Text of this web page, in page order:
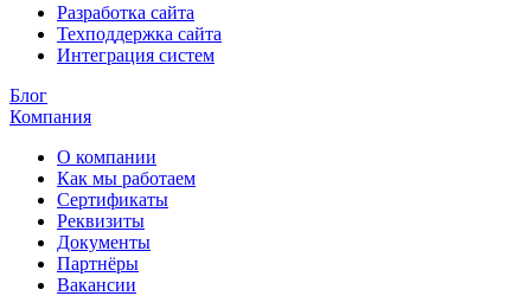
Разработка сайта
Техподдержка сайта
Интеграция систем
Блог
Компания
О компании
Как мы работаем
Сертификаты
Реквизиты
Документы
Партнёры
Вакансии